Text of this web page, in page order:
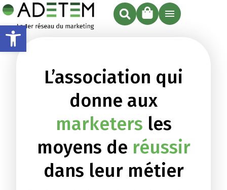
Ouvrir la barre d’outils
L’association qui
donne aux
marketers les
moyens de réussir
dans leur métier